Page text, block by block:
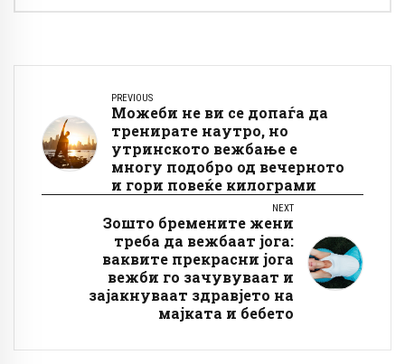
PREVIOUS
Можеби не ви се допаѓа да
тренирате наутро, но
утринското вежбање е
многу подобро од вечерното
и гори повеќе килограми
NEXT
Зошто бремените жени
треба да вежбаат јога:
ваквите прекрасни јога
вежби го зачувуваат и
зајакнуваат здравјето на
мајката и бебето